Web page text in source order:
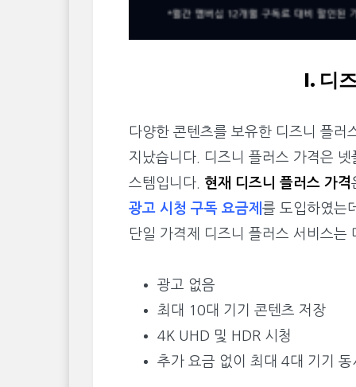
I. 디
다양한 콘텐츠를 보유한 디즈니 플
지났습니다. 디즈니 플러스 가격은
스템입니다. 현재 디즈니 플러스 가격
광고 시청 구독 요금제 를 도입하였는
단일 가격제 디즈니 플러스 서비스는
광고 없음
최대 10대 기기 콘텐츠 저장
4K UHD 및 HDR 시청
추가 요금 없이 최대 4대 기기 동